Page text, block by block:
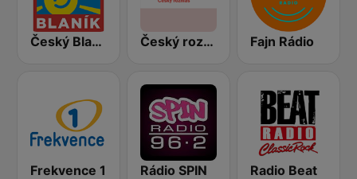
Český Blaník Český rozhlas Radiožurnál Fajn Rádio
Frekvence 1 Rádio SPIN Radio Beat